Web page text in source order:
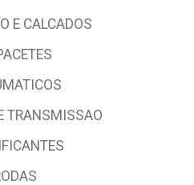
E CALCADOS
TRANSMISSAO